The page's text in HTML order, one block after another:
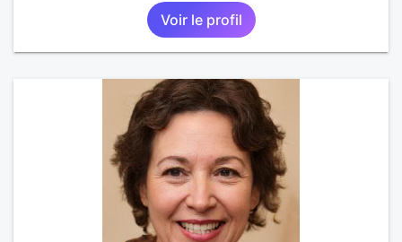
Voir le profil